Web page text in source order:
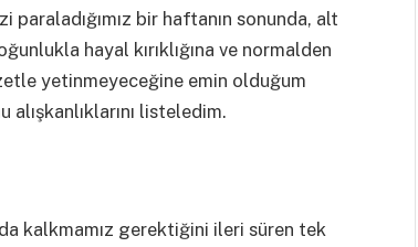
bir haftanın sonunda, alt
hayal kırıklığına ve normalden
yetinmeyeceğine emin olduğum
listeledim.
kalkmamız gerektiğini ileri süren tek